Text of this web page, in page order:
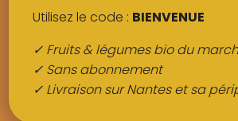
Épicerie sucrée
Épices
Boissons
Utilisez le code : BIENVENUE
✓ Fruits & légumes bio du
✓ Sans abonnement
✓ Livraison sur Nantes et sa